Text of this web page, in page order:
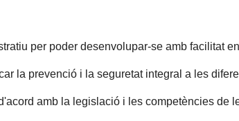
per poder desenvolupar-se amb facilitat
la prevenció i la seguretat integral a les
amb la legislació i les competències de